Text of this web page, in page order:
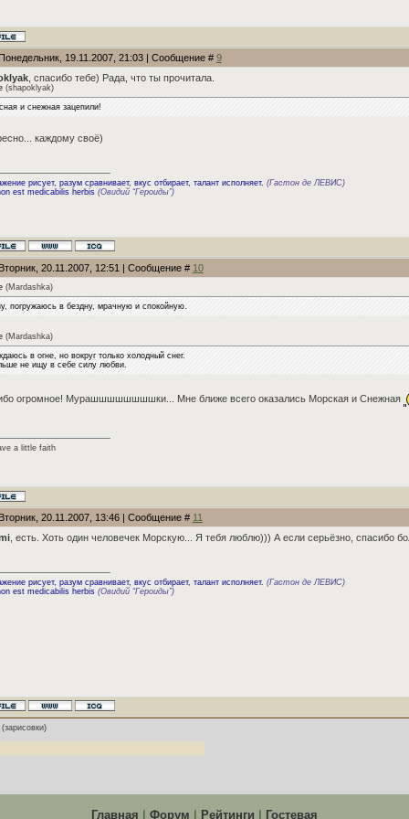
19.11.2007, 21:03 | Сообщение # 9
, спасибо тебе) Рада, что ты прочитала.
(shapoklyak)
и снежная зацепили!
каждому своё)
рисует, разум сравнивает, вкус отбирает, талант исполняет. (Гастон де ЛЕВИС)
est medicabilis herbis (Овидий “Героиды”)
20.11.2007, 12:51 | Сообщение # 10
(Mardashka)
погружаюсь в бездну, мрачную и спокойную.
(Mardashka)
в огне, но вокруг только холодный снег.
не ищу в себе силу любви.
огромное! Мурашшшшшшшшки... Мне ближе всего оказались Морская и Снежная
a little faith
20.11.2007, 13:46 | Сообщение # 11
, есть. Хоть один человечек Морскую... Я тебя люблю))) А если серьёзно, спасибо
рисует, разум сравнивает, вкус отбирает, талант исполняет. (Гастон де ЛЕВИС)
est medicabilis herbis (Овидий “Героиды”)
(зарисовки)
Главная Форум Рейтинги Гостевая